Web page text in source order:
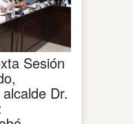
Sesión
Dr.